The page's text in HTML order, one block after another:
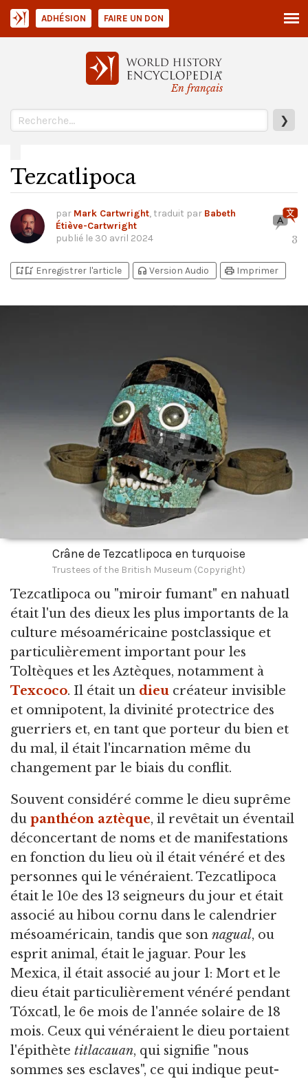
En français
❯
ADHÉSION FAIRE UN DON
Tezcatlipoca
par Mark Cartwright, traduit par Babeth
Étiève-Cartwright
publié le 30 avril 2024 3
bookmark_addbookmark_added Enregistrer l'article headphones Version Audio print Imprimer
Crâne de Tezcatlipoca en turquoise
Trustees of the British Museum (Copyright)
Tezcatlipoca ou "miroir fumant" en nahuatl
était l'un des dieux les plus importants de la
culture mésoaméricaine postclassique et
particulièrement important pour les
Toltèques et les Aztèques, notamment à
Texcoco. Il était un dieu créateur invisible
et omnipotent, la divinité protectrice des
guerriers et, en tant que porteur du bien et
du mal, il était l'incarnation même du
changement par le biais du conflit.
Souvent considéré comme le dieu suprême
du panthéon aztèque, il revêtait un éventail
déconcertant de noms et de manifestations
en fonction du lieu où il était vénéré et des
personnes qui le vénéraient. Tezcatlipoca
était le 10e des 13 seigneurs du jour et était
associé au hibou cornu dans le calendrier
mésoaméricain, tandis que son nagual, ou
esprit animal, était le jaguar. Pour les
Mexica, il était associé au jour 1: Mort et le
dieu était particulièrement vénéré pendant
Tóxcatl, le 6e mois de l'année solaire de 18
mois. Ceux qui vénéraient le dieu portaient
l'épithète titlacauan, qui signifie "nous
sommes ses esclaves", ce qui indique peut-